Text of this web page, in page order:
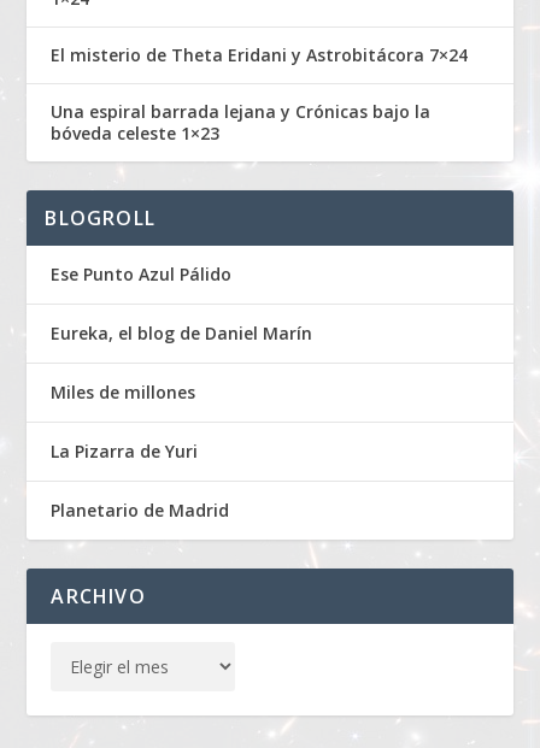
El misterio de Theta Eridani y Astrobitácora 7×24
Una espiral barrada lejana y Crónicas bajo la
bóveda celeste 1×23
BLOGROLL
Ese Punto Azul Pálido
Eureka, el blog de Daniel Marín
Miles de millones
La Pizarra de Yuri
Planetario de Madrid
ARCHIVO